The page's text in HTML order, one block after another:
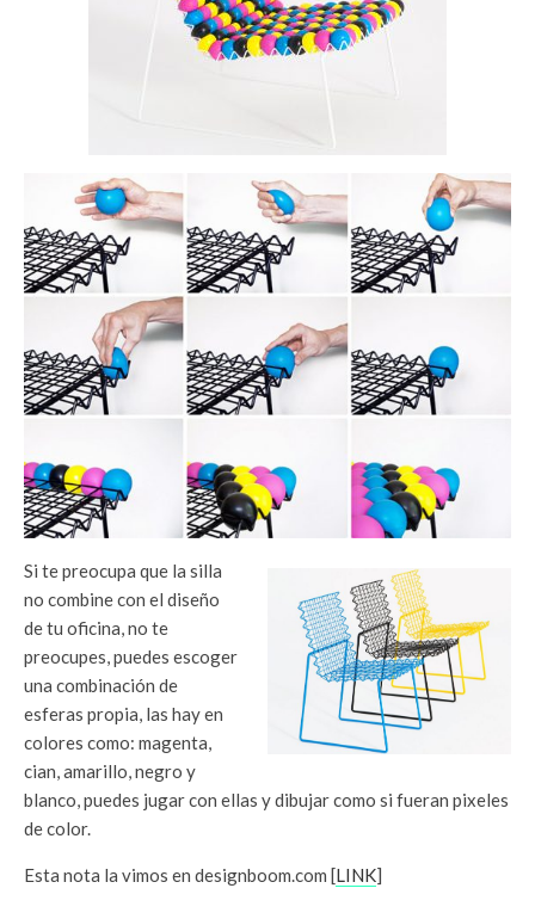
Si te preocupa que la silla
no combine con el diseño
de tu oficina, no te
preocupes, puedes escoger
una combinación de
esferas propia, las hay en
colores como: magenta,
cian, amarillo, negro y
blanco, puedes jugar con ellas y dibujar como si fueran pixeles
de color.
Esta nota la vimos en designboom.com [LINK]